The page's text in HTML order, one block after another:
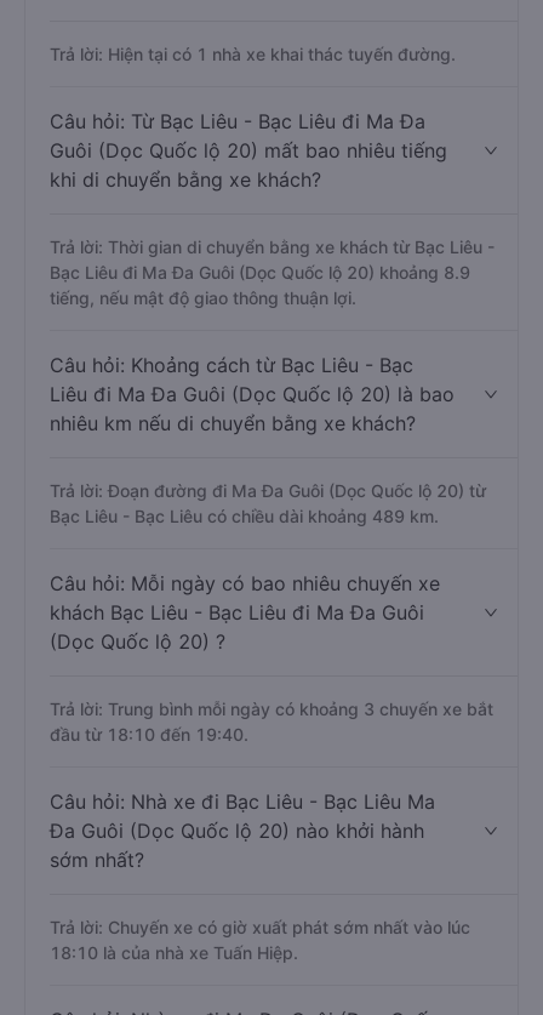
Trả lời: Hiện tại có 1 nhà xe khai thác tuyến đường.
Câu hỏi: Từ Bạc Liêu - Bạc Liêu đi Ma Đa
Guôi (Dọc Quốc lộ 20) mất bao nhiêu tiếng
khi di chuyển bằng xe khách?
Trả lời: Thời gian di chuyển bằng xe khách từ Bạc Liêu -
Bạc Liêu đi Ma Đa Guôi (Dọc Quốc lộ 20) khoảng 8.9
tiếng, nếu mật độ giao thông thuận lợi.
Câu hỏi: Khoảng cách từ Bạc Liêu - Bạc
Liêu đi Ma Đa Guôi (Dọc Quốc lộ 20) là bao
nhiêu km nếu di chuyển bằng xe khách?
Trả lời: Đoạn đường đi Ma Đa Guôi (Dọc Quốc lộ 20) từ
Bạc Liêu - Bạc Liêu có chiều dài khoảng 489 km.
Câu hỏi: Mỗi ngày có bao nhiêu chuyến xe
khách Bạc Liêu - Bạc Liêu đi Ma Đa Guôi
(Dọc Quốc lộ 20) ?
Trả lời: Trung bình mỗi ngày có khoảng 3 chuyến xe bắt
đầu từ 18:10 đến 19:40.
Câu hỏi: Nhà xe đi Bạc Liêu - Bạc Liêu Ma
Đa Guôi (Dọc Quốc lộ 20) nào khởi hành
sớm nhất?
Trả lời: Chuyến xe có giờ xuất phát sớm nhất vào lúc
18:10 là của nhà xe Tuấn Hiệp.